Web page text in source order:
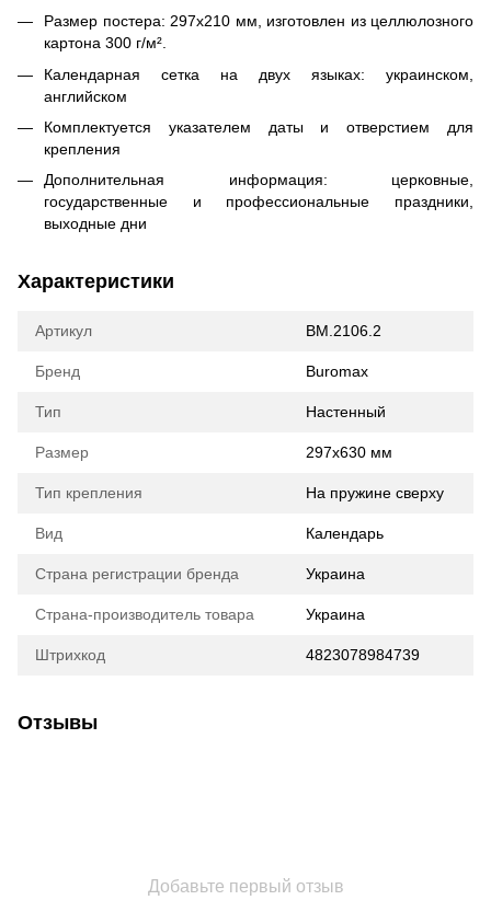
Размер постера: 297х210 мм, изготовлен из целлюлозного
картона 300 г/м².
Календарная сетка на двух языках: украинском,
английском
Комплектуется указателем даты и отверстием для
крепления
Дополнительная информация: церковные,
государственные и профессиональные праздники,
выходные дни
Характеристики
Артикул BM.2106.2
Бренд Buromax
Тип Настенный
Размер 297х630 мм
Тип крепления На пружине сверху
Вид Календарь
Страна регистрации бренда Украина
Страна-производитель товара Украина
Штрихкод 4823078984739
Отзывы
Добавьте первый отзыв